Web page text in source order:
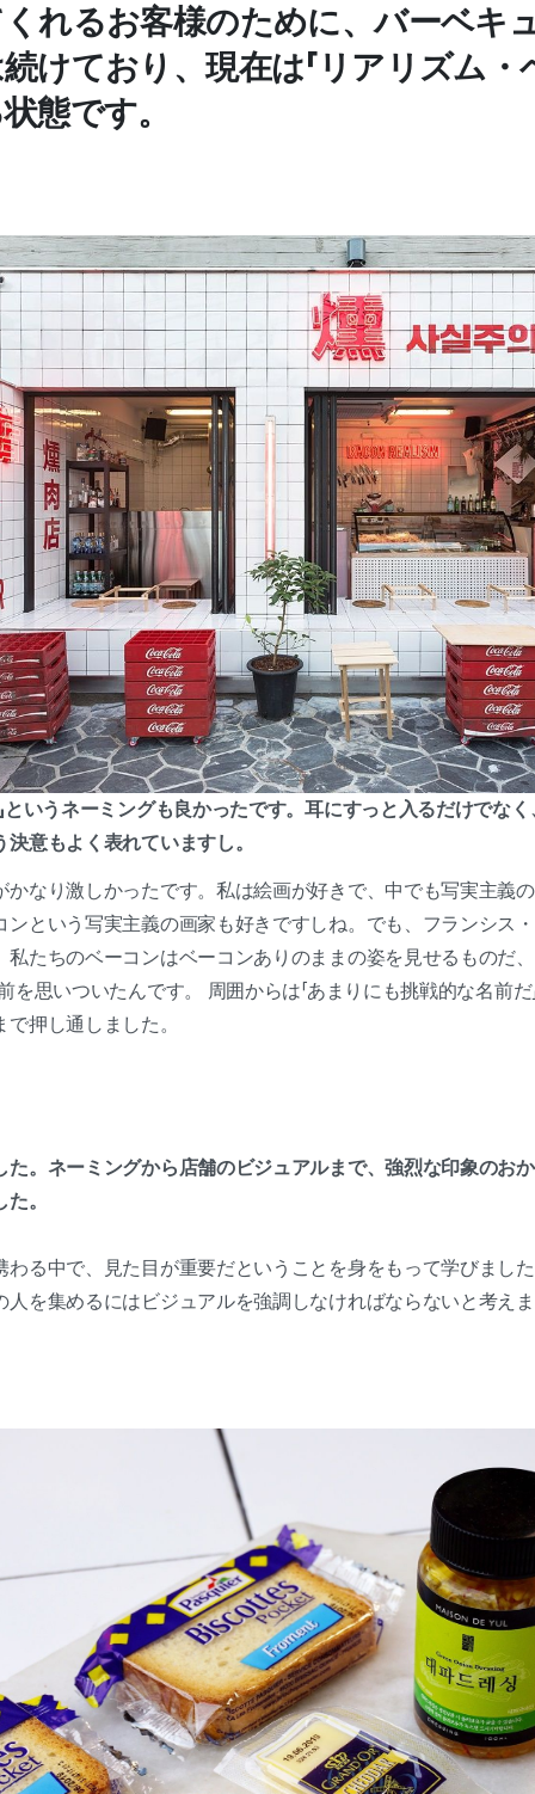
れるお客様のために、バーベキ
けており、現在は「リアリズム・
態です。
というネーミングも良かったです。耳にすっと入るだけでな
決意もよく表れていますし。
かなり激しかったです。私は絵画が好きで、中でも写実主義
ンという写実主義の画家も好きですしね。でも、フランシス
たちのベーコンはベーコンありのままの姿を見せるものだ、
を思いついたんです。 周囲からは「あまりにも挑戦的な名前
押し通しました。
た。ネーミングから店舗のビジュアルまで、強烈な印象のお
た。
わる中で、見た目が重要だということを身をもって学びまし
人を集めるにはビジュアルを強調しなければならないと考え